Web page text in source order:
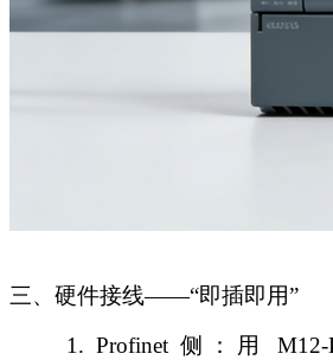
三、硬件接线——“即插即用”
1. Profinet 侧：用